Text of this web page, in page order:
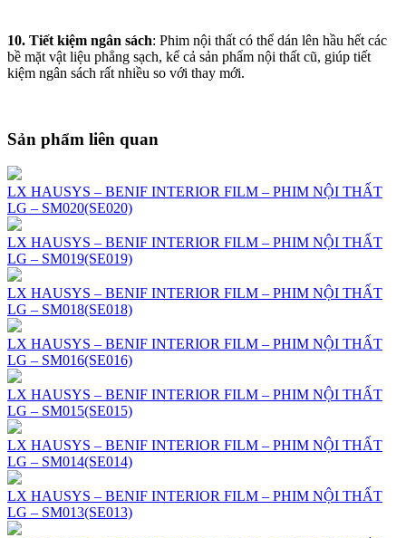
10. Tiết kiệm ngân sách: Phim nội thất có thể dán lên hầu hết các
bề mặt vật liệu phẳng sạch, kể cả sản phẩm nội thất cũ, giúp tiết
kiệm ngân sách rất nhiều so với thay mới.
Sản phẩm liên quan
LX HAUSYS – BENIF INTERIOR FILM – PHIM NỘI THẤT
LG – SM020(SE020)
LX HAUSYS – BENIF INTERIOR FILM – PHIM NỘI THẤT
LG – SM019(SE019)
LX HAUSYS – BENIF INTERIOR FILM – PHIM NỘI THẤT
LG – SM018(SE018)
LX HAUSYS – BENIF INTERIOR FILM – PHIM NỘI THẤT
LG – SM016(SE016)
LX HAUSYS – BENIF INTERIOR FILM – PHIM NỘI THẤT
LG – SM015(SE015)
LX HAUSYS – BENIF INTERIOR FILM – PHIM NỘI THẤT
LG – SM014(SE014)
LX HAUSYS – BENIF INTERIOR FILM – PHIM NỘI THẤT
LG – SM013(SE013)